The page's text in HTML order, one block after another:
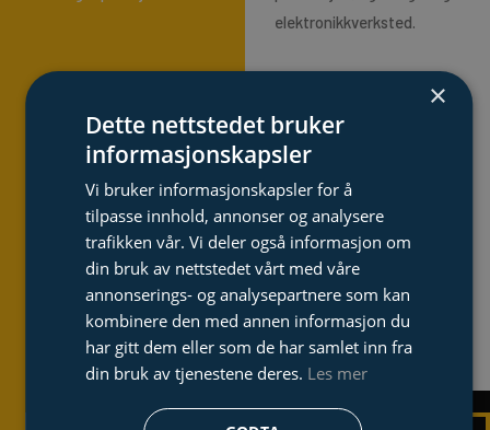
elektronikkverksted.
utfordringer gjennom
samarbeid og kunnskap.
Dacon er dedikert til å
levere best mulig løsning
og kvalitet når du trenger
det!
×
Dette nettstedet bruker
informasjonskapsler
Vi bruker informasjonskapsler for å
tilpasse innhold, annonser og analysere
trafikken vår. Vi deler også informasjon om
din bruk av nettstedet vårt med våre
annonserings- og analysepartnere som kan
kombinere den med annen informasjon du
har gitt dem eller som de har samlet inn fra
din bruk av tjenestene deres. Les mer